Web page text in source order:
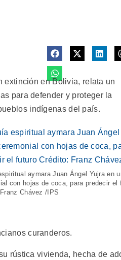
extinción en Bolivia, relata un
para defender y proteger la
indígenas del país.
aymara Juan Ángel Yujra en
con hojas de coca, para predecir el
Chávez /IPS
curanderos.
rústica vivienda, hecha de